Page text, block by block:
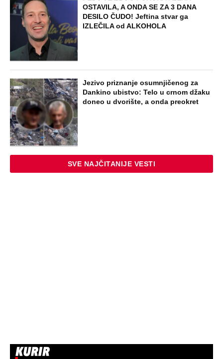
OSTAVILA, A ONDA SE ZA 3 DANA
DESILO ČUDO! Jeftina stvar ga
IZLEČILA od ALKOHOLA
Jezivo priznanje osumnjičenog za
Dankino ubistvo: Telo u crnom džaku
doneo u dvorište, a onda preokret
SVE NAJČITANIJE VESTI